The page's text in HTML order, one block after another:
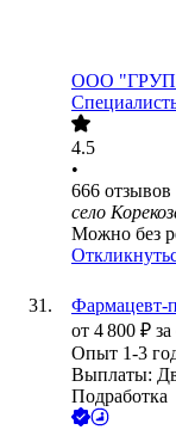
ООО
4.5
•
666 отзывов
село
Можно без
Фармацевт-
от 4 800 ₽
Опыт 1-3
Выплаты:
Подработка